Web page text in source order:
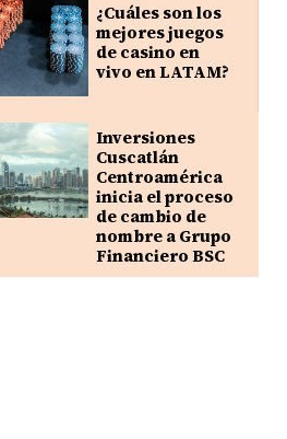
¿Cuáles son los
mejores juegos
de casino en
vivo en LATAM?
Inversiones
Cuscatlán
Centroamérica
inicia el proceso
de cambio de
nombre a Grupo
Financiero BSC